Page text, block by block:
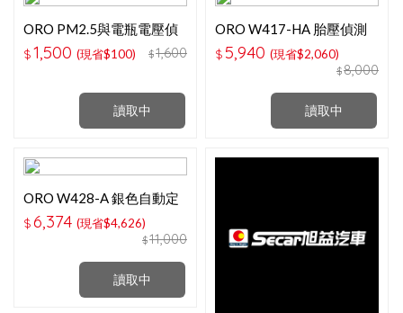
讀取中
ORO PM2.5與電瓶電壓偵
測模組
$1,500 (現省$100) $1,600
讀取中
ORO W417-HA 胎壓偵測
器 (盲塞式)本田專用
$ 5,940 (現省$2,060)
$8,000
讀取中
ORO W428-A 銀色自動定
位胎內式胎壓偵測器 (省電
型)
$6,374 (現省$4,626)
$11,000